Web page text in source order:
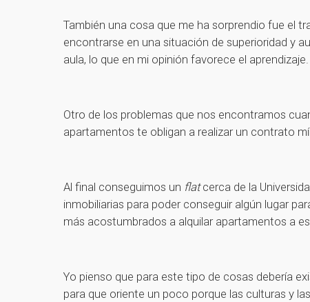
También una cosa que me ha sorprendio fue el
encontrarse en una situación de superioridad y
aula, lo que en mi opinión favorece el aprendizaje.
Otro de los problemas que nos encontramos
apartamentos te obligan a realizar un contrato
Al final conseguimos un flatcerca de la
inmobiliarias para poder conseguir algún lugar
más acostumbrados a alquilar apartamentos a
Yo pienso que para este tipo de cosas debería
para que oriente un poco porque las culturas y